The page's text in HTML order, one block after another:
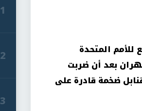
للأمم المتحدة
بعد أن ضربت
ضخمة قادرة على
1
2
3